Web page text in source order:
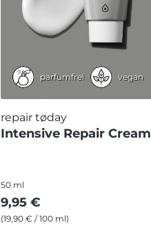
parfümfrei vegan
repair tøday
Intensive Repair Cream
50 ml
9,95 €
(19,90 € / 100 ml)